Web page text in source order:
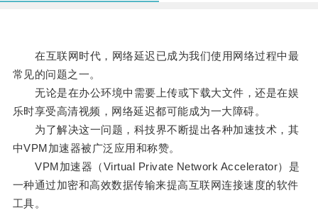
在互联网时代，网络延迟已成为我们使用网络过程中最
常见的问题之一。
无论是在办公环境中需要上传或下载大文件，还是在娱
乐时享受高清视频，网络延迟都可能成为一大障碍。
为了解决这一问题，科技界不断提出各种加速技术，其
中VPM加速器被广泛应用和称赞。
VPM加速器（Virtual Private Network Accelerator）是
一种通过加密和高效数据传输来提高互联网连接速度的软件
工具。